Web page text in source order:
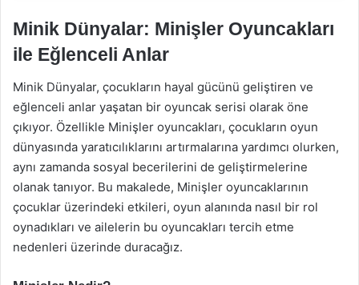
Minik Dünyalar: Minişler Oyuncakları
ile Eğlenceli Anlar
Minik Dünyalar, çocukların hayal gücünü geliştiren ve
eğlenceli anlar yaşatan bir oyuncak serisi olarak öne
çıkıyor. Özellikle Minişler oyuncakları, çocukların oyun
dünyasında yaratıcılıklarını artırmalarına yardımcı olurken,
aynı zamanda sosyal becerilerini de geliştirmelerine
olanak tanıyor. Bu makalede, Minişler oyuncaklarının
çocuklar üzerindeki etkileri, oyun alanında nasıl bir rol
oynadıkları ve ailelerin bu oyuncakları tercih etme
nedenleri üzerinde duracağız.